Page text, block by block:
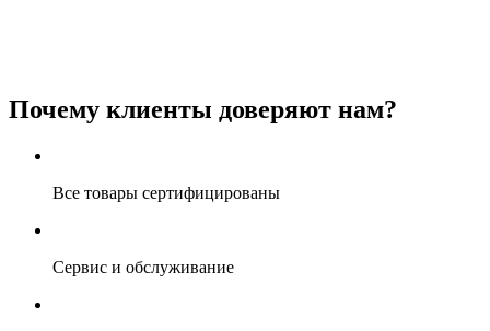
Почему клиенты доверяют нам?
Все товары сертифицированы
Сервис и обслуживание